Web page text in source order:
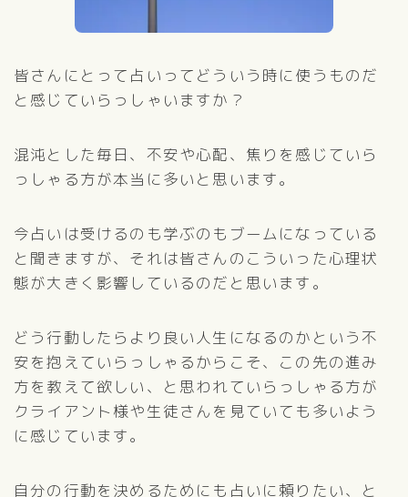
皆さんにとって占いってどういう時に使うものだ
と感じていらっしゃいますか？
混沌とした毎日、不安や心配、焦りを感じていら
っしゃる方が本当に多いと思います。
今占いは受けるのも学ぶのもブームになっている
と聞きますが、それは皆さんのこういった心理状
態が大きく影響しているのだと思います。
どう行動したらより良い人生になるのかという不
安を抱えていらっしゃるからこそ、この先の進み
方を教えて欲しい、と思われていらっしゃる方が
クライアント様や生徒さんを見ていても多いよう
に感じています。
自分の行動を決めるためにも占いに頼りたい、と